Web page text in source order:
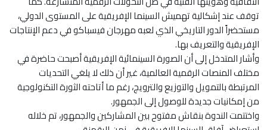
توقف عند إشكالية تهميش السينما الإفريقية على المستوى الدولي،
مستحضراً الدور التاريخي الذي لعبه مهرجان فيسباكو في دعم الإنتاجات
الإفريقية والتعريف بها.
وأشار المتدخل إلى أن الصورة السينمائية الإفريقية أصبحت حاضرة في
مختلف المنصات الرقمية العالمية، غير أن ذلك لا يلغي التحديات
المرتبطة بالتمويل والتوزيع والترويج، رغم ما أتاحته الثورة التكنولوجية
من إمكانيات جديدة للوصول إلى الجمهور.
واختتمت الندوة بنقاش مفتوح بين المشاركين والجمهور، تم خلاله